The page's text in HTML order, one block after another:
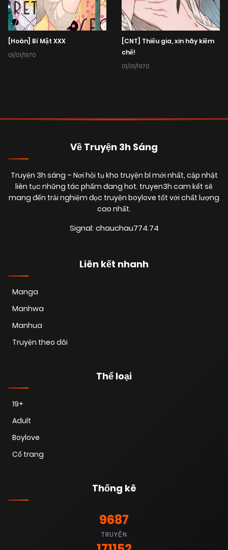
[Hoàn] Bí Mật XXX
01/01/1970
[CNT] Thiếu gia, xin hãy kiềm
chế!
01/01/1970
Về Truyện 3h Sáng
Truyện 3h sáng – Nơi hội tụ kho truyện bl mới nhất, cập nhật
liên tục những tác phẩm đang hot. truyen3h cam kết sẽ
mang đến trải nghiệm đọc truyện boylove tốt với chất lượng
cao nhất.
Signal: chauchau774.74
Liên kết nhanh
Manga
Manhwa
Manhua
Truyện theo dõi
Thể loại
19+
Adult
Boylove
Cổ trang
Thống kê
9687
TRUYỆN